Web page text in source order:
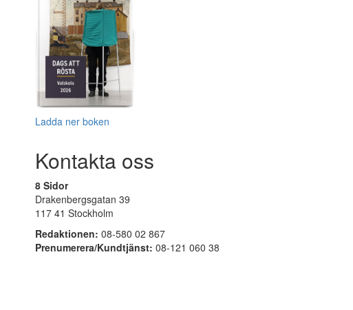
Ladda ner boken
Kontakta oss
8 Sidor
Drakenbergsgatan 39
117 41 Stockholm
Redaktionen: 08-580 02 867
Prenumerera/Kundtjänst: 08-121 060 38